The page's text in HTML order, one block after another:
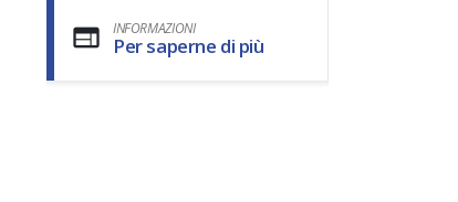
INFORMAZIONI
Per saperne di più